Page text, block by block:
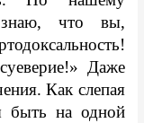
что вы,
Даже
Как слепая
быть на одной